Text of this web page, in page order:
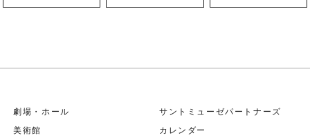
劇場・ホール
美術館
サントミューゼパートナーズ
カレンダー